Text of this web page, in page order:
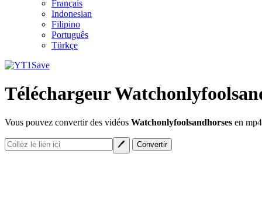
Français
Indonesian
Filipino
Português
Türkçe
Téléchargeur
Vous pouvez convertir des vidéos Watchonlyfoolsandhorses en